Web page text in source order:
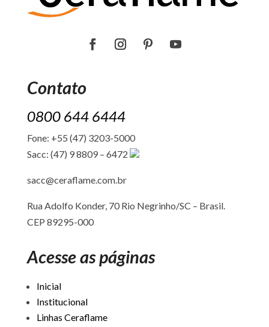
Contato
0800 644 6444
Fone: +55 (47) 3203-5000
Sacc: (47) 9 8809 – 6472
sacc@ceraflame.com.br
Rua Adolfo Konder, 70 Rio Negrinho/SC – Brasil.
CEP 89295-000
Acesse as páginas
Inicial
Institucional
Linhas Ceraflame